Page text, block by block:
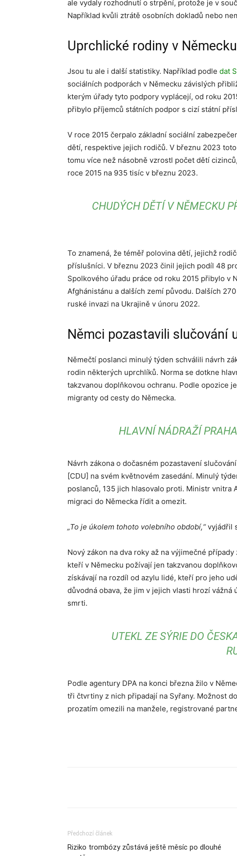
ale vydaly rozhodnutí o strpění, protože je v
Například kvůli ztrátě osobních dokladů nebo
Uprchlické rodiny v Německu
Jsou tu ale i další statistiky. Například podle dat
sociálních podporách v Německu závislých
kterým úřady tyto podpory vyplácejí, od roku
přibylo příjemců státních podpor s cizí státní
V roce 2015 čerpalo základní sociální
dětí, respektive jejich rodičů. V březnu 2023
tomu více než násobně vzrostl počet dětí
roce 2015 na 935 tisíc v březnu 2023.
CHUDÝCH DĚTÍ V NĚMECKU
To znamená, že téměř polovina dětí, jejichž
příslušníci. V březnu 2023 činil jejich podíl 48
Spolkového úřadu práce od roku 2015 přibylo v
Afghánistánu a dalších zemí původu. Dalších
ruské invazi na Ukrajině v únoru 2022.
Němci pozastavili slučování
Němečtí poslanci minulý týden schválili návrh
rodin některých uprchlíků. Norma se dotkne
takzvanou doplňkovou ochranu. Podle opozice
migranty od cesty do Německa.
HLAVNÍ NÁDRAŽÍ
Návrh zákona o dočasném pozastavení
[CDU] na svém květnovém zasedání. Minulý
poslanců, 135 jich hlasovalo proti. Ministr vnitra
migraci do Německa řídit a omezit.
„To je úkolem tohoto volebního období,“vyjádřil
Nový zákon na dva roky až na výjimečné
kteří v Německu požívají jen takzvanou
získávají na rozdíl od azylu lidé, kteří pro jeho
důvodná obava, že jim v jejich vlasti hrozí
smrti.
UTEKL ZE SÝRIE DO
Podle agentury DPA na konci března žilo v
tři čtvrtiny z nich připadají na Syřany. Možnost
prozatím omezili na manžele, registrované
Předchozí článek
Riziko trombózy zůstává ještě měsíc po dlouhé